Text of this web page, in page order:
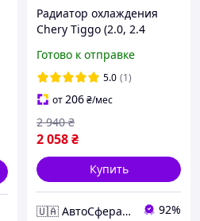
Радиатор охлаждения
Chery Tiggo (2.0, 2.4
Готово к отправке
5.0 (1)
от206₴/мес
2 058₴
2 940 ₴
Купить
🇺🇦 АвтоСфера 🇺🇦 92%